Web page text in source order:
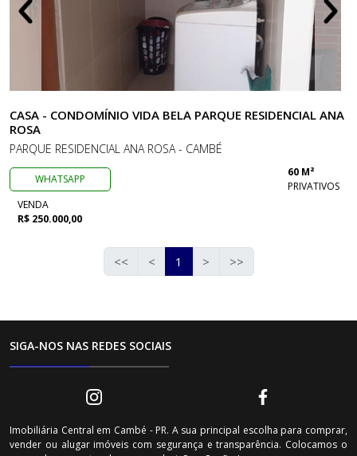
CASA - CONDOMÍNIO VIDA BELA PARQUE RESIDENCIAL ANA
ROSA
PARQUE RESIDENCIAL ANA ROSA - CAMBÉ
WHATSAPP
60 M²
PRIVATIVOS
VENDA
R$ 250.000,00
<< < 1 > >>
SIGA-NOS NAS REDES SOCIAIS
Imobiliária Central em Cambé - PR. A sua principal escolha para comprar,
vender ou alugar imóveis com segurança e transparência. Colocamos o